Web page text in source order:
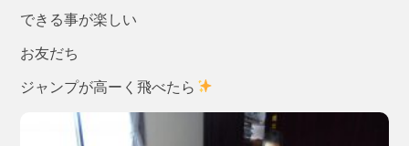
できる事が楽しい
お友だち
ジャンプが高ーく飛べたら